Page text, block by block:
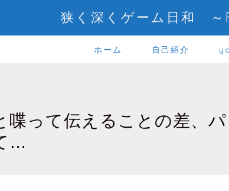
狭く深くゲーム日和
ホーム 自己紹介
喋って伝えることの差、
…